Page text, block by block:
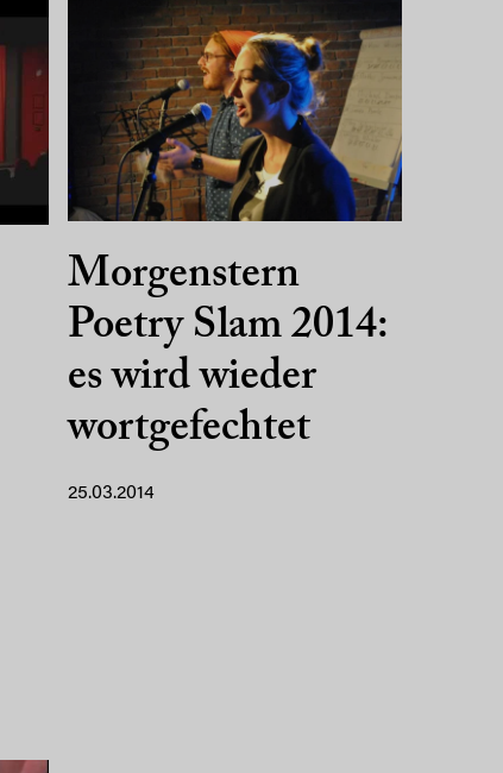
Morgenstern
Poetry Slam 2014:
es wird wieder
wortgefechtet
25.03.2014